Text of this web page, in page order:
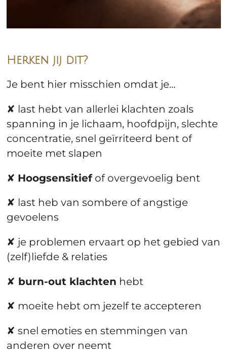
Herken jij dit?
Je bent hier misschien omdat je...
✘ last hebt van allerlei klachten zoals
spanning in je lichaam, hoofdpijn, slechte
concentratie, snel geïrriteerd bent of
moeite met slapen
✘ Hoogsensitief of overgevoelig bent
✘ last heb van sombere of angstige
gevoelens
✘ je problemen ervaart op het gebied van
(zelf)liefde & relaties
✘ burn-out klachten hebt
✘ moeite hebt om jezelf te accepteren
✘ snel emoties en stemmingen van
anderen over neemt